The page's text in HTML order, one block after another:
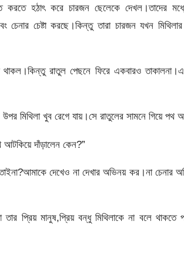
করতে হঠাৎ করে চারজন ছেলেকে দেখল।তাদের
চেষ্টা করছে।কিন্তু তারা চারজন যখন
রাতুল পেছনে ফিরে একবারও
মিথিলা খুব রেগে যায়।সে রাতুলের সামনে গিয়ে পথ
দাঁড়ালেন কেন?”
দেখেও না দেখার অভিনয় কর।না
প্রিয় মানুষ,প্রিয় বন্ধু মিথিলাকে না বলে থাকতে